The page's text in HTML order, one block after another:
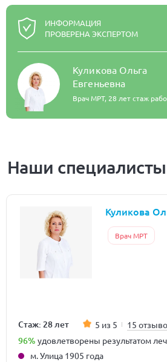
ИНФОРМАЦИЯ
ПРОВЕРЕНА ЭКСПЕРТОМ
Куликова Ольга
Евгеньевна
Врач МРТ, 28 лет стаж
Наши специалисты
Куликова
Врач МРТ
Стаж: 28 лет 5 из 5 15
96% удовлетворены результатом
м. Улица 1905 года